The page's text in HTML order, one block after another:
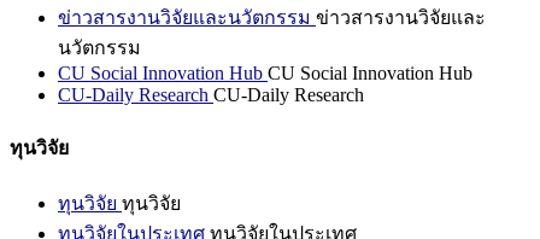
ข่าวสารงานวิจัยและนวัตกรรม ข่าวสารงานวิจัยและ
นวัตกรรม
CU Social Innovation Hub CU Social Innovation Hub
CU-Daily Research CU-Daily Research
ทุนวิจัย
ทุนวิจัย ทุนวิจัย
ทุนวิจัยในประเทศ ทุนวิจัยในประเทศ